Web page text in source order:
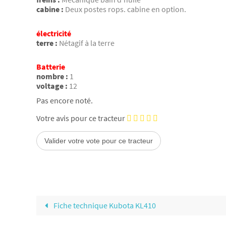
cabine : Deux postes rops. cabine en option.
électricité
terre : Nétagif à la terre
Batterie
nombre : 1
voltage : 12
Pas encore noté.
Votre avis pour ce tracteur
Fiche technique Kubota KL410